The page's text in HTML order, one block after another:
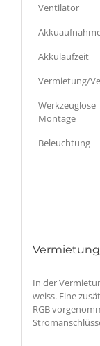
Ventilator
Akkulaufzeit
Vermietung/
Werkzeuglose
Montage
Beleuchtung
In der
weiss. Eine
RGB